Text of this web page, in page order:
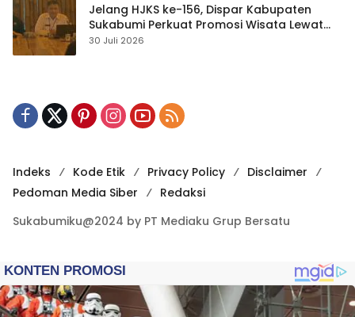
Jelang HJKS ke-156, Dispar Kabupaten
Sukabumi Perkuat Promosi Wisata Lewat
Publikasi Digital
30 Juli 2026
Indeks Kode Etik Privacy Policy
Disclaimer
Pedoman Media Siber
Redaksi
Sukabumiku@2024 by PT Mediaku Grup Bersatu